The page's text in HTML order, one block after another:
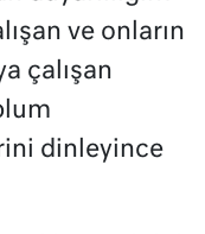
ve onların
çalışan
dinleyince